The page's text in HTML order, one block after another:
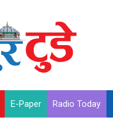
E-Paper Radio Today